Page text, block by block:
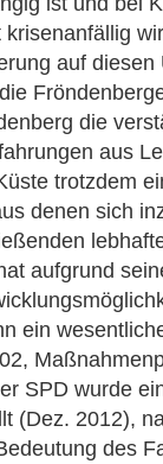
krisenanfällig
auf
die
aus
trotzdem
denen sich
aufgrund
ein
SPD wurde
(Dez. 2012),
des